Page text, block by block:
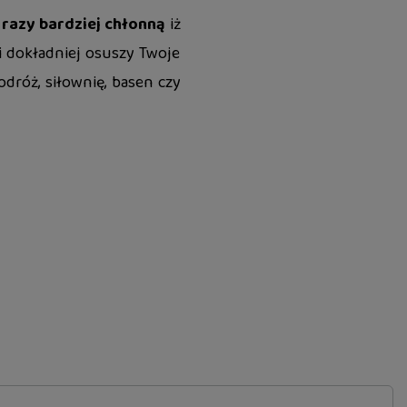
bardziej chłonną iż
osuszy Twoje
siłownię, basen czy